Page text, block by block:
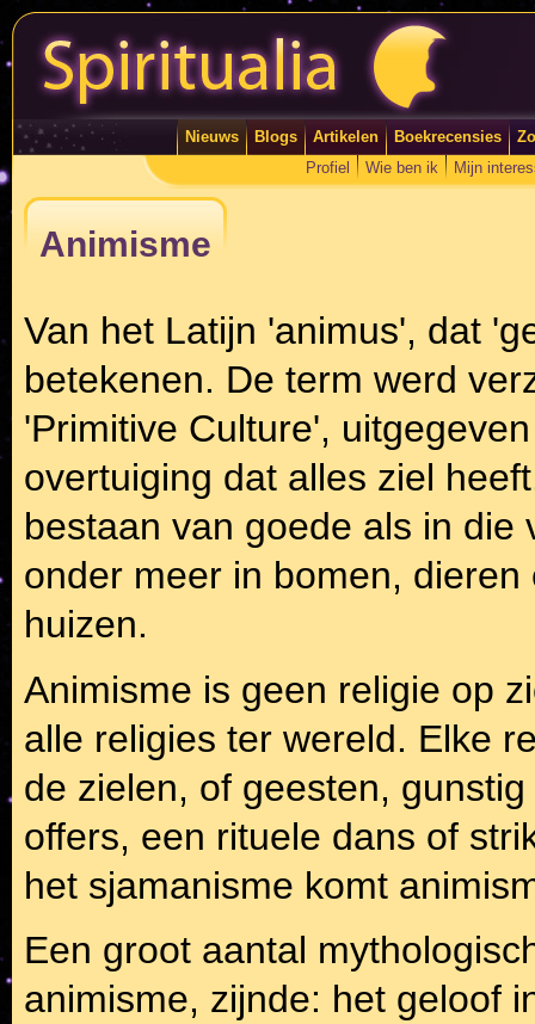
Nieuws Blogs Artikelen Boekrecensies
Profiel
Wie ben ik Mijn
Animisme
Van het Latijn 'animus', dat
betekenen. De term werd
'Primitive Culture',
overtuiging dat alles ziel
bestaan van goede als in
onder meer in bomen,
huizen.
Animisme is geen religie op
alle religies ter wereld. Elke
de zielen, of geesten,
offers, een rituele dans of
het sjamanisme komt
Een groot aantal
animisme, zijnde: het geloof